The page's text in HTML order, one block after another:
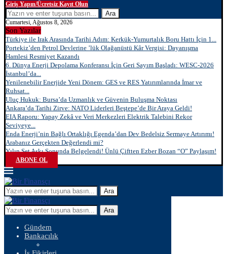
Giriş Yapın/Ücretsiz Kayıt Olun
Ara
Cumartesi, Ağustos 8, 2026
Son Yazılar
Türkiye ile Irak Arasında Tarihi Adım: Kerkük-Yumurtalık Boru Hattı İçin 1...
Portekiz’den Petrol Devlerine ’lük Olağanüstü Kâr Vergisi: Dayanışma
Hamlesi Resmiyet Kazandı
6. Dünya Enerji Depolama Konferansı İçin Geri Sayım Başladı: WESC-2026
İstanbul’da...
Yenilenebilir Enerjide Yeni Dönem: GES ve RES Yatırımlarında İmar ve
Ruhsat...
Uluç Hukuk: Bursa’da Uzmanlık ve Güvenin Buluşma Noktası
Ankara’da Tarihi Zirve: NATO Liderleri Beştepe’de Bir Araya Geldi!
EIA Raporu: Yapay Zekâ ve Veri Merkezleri Elektrik Talebini Rekor
Seviyeye...
Enda Enerji’nin Bağlı Ortaklığı Egenda’dan Dev Bedelsiz Sermaye Artırımı!
Arabanız Gerçekten Değerlendi mi?
Yılın Set Aşkı Sonunda Belgelendi! Ünlü Çiftten Ezber Bozan “O” Paylaşım!
ABONE OL
Ara
Ara
Gündem
Bankacılık